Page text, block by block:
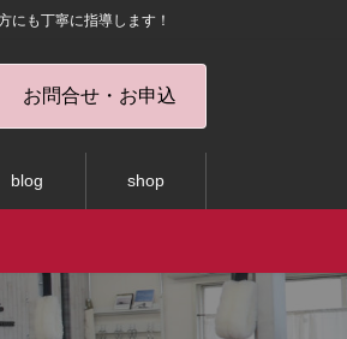
にも丁寧に指導します！
お問合せ・お申込
blog shop